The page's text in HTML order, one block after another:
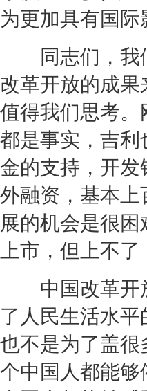
为更加具有国
同志们，我们
改革开放的成
值得我们思考
都是事实， 吉利
金的支持，开
外融资，基本
展的机会是很
上市，但上不
中国改革开放
了人民生活水
也不是为了盖
个中国人都能